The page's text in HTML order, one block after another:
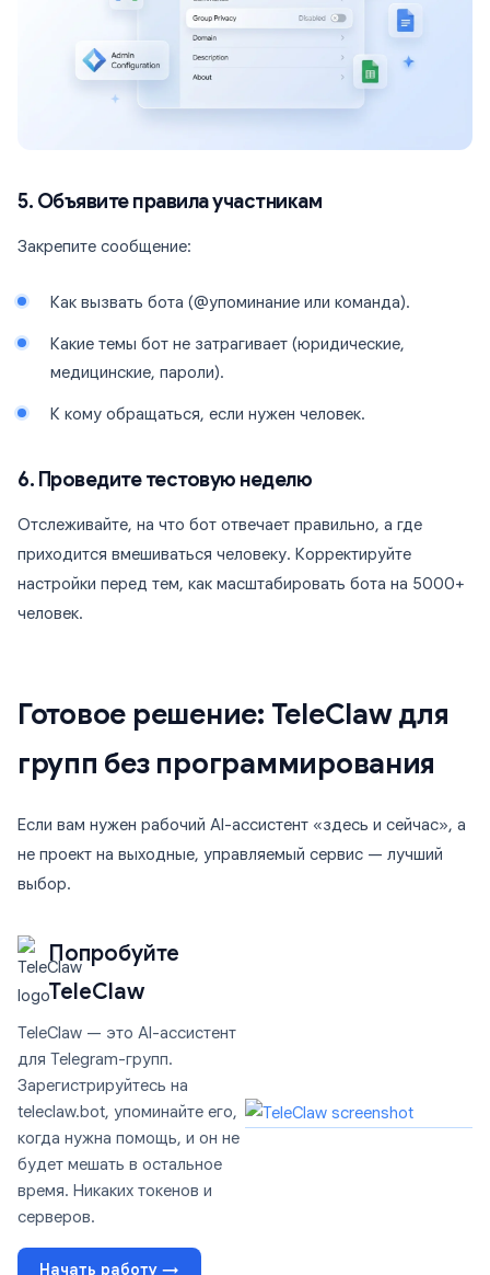
5. Объявите правила участникам
Закрепите сообщение:
Как вызвать бота (@упоминание или команда).
Какие темы бот не затрагивает (юридические,
медицинские, пароли).
К кому обращаться, если нужен человек.
6. Проведите тестовую неделю
Отслеживайте, на что бот отвечает правильно, а где
приходится вмешиваться человеку. Корректируйте
настройки перед тем, как масштабировать бота на 5000+
человек.
Готовое решение: TeleClaw для
групп без программирования
Если вам нужен рабочий AI-ассистент «здесь и сейчас», а
не проект на выходные, управляемый сервис — лучший
выбор.
Попробуйте
TeleClaw
TeleClaw — это AI-ассистент
для Telegram-групп.
Зарегистрируйтесь на
teleclaw.bot, упоминайте его,
когда нужна помощь, и он не
будет мешать в остальное
время. Никаких токенов и
серверов.
Начать работу →